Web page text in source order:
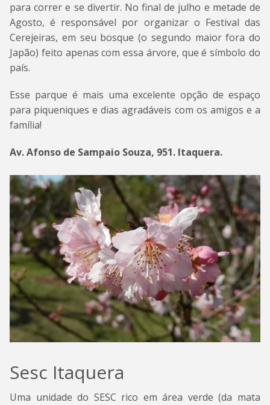
para correr e se divertir. No final de julho e metade de
Agosto, é responsável por organizar o Festival das
Cerejeiras, em seu bosque (o segundo maior fora do
Japão) feito apenas com essa árvore, que é símbolo do
país.
Esse parque é mais uma excelente opção de espaço
para piqueniques e dias agradáveis com os amigos e a
família!
Av. Afonso de Sampaio Souza, 951. Itaquera.
Sesc Itaquera
Uma unidade do SESC rico em área verde (da mata